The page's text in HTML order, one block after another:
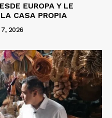
EUROPA Y LE
CASA PROPIA
2026